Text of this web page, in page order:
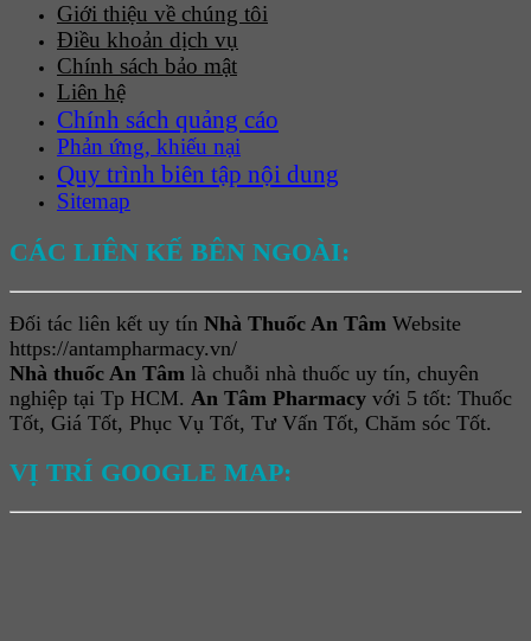
Giới thiệu về chúng tôi
Điều khoản dịch vụ
Chính sách bảo mật
Liên hệ
Chính sách quảng cáo
Phản ứng, khiếu nại
Quy trình biên tập nội dung
Sitemap
CÁC LIÊN KẾ BÊN NGOÀI:
Đối tác liên kết uy tín Nhà Thuốc An Tâm Website
https://antampharmacy.vn/
Nhà thuốc An Tâm là chuỗi nhà thuốc uy tín, chuyên
nghiệp tại Tp HCM. An Tâm Pharmacy với 5 tốt: Thuốc
Tốt, Giá Tốt, Phục Vụ Tốt, Tư Vấn Tốt, Chăm sóc Tốt.
VỊ TRÍ GOOGLE MAP: